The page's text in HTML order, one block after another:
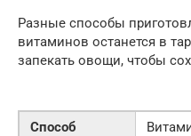
Разные способы
витаминов останется в
запекать овощи, чтобы
Способ